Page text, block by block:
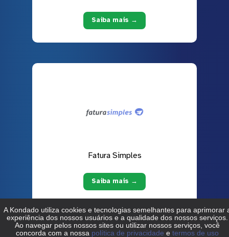
Saiba mais →
Fatura Simples
Saiba mais →